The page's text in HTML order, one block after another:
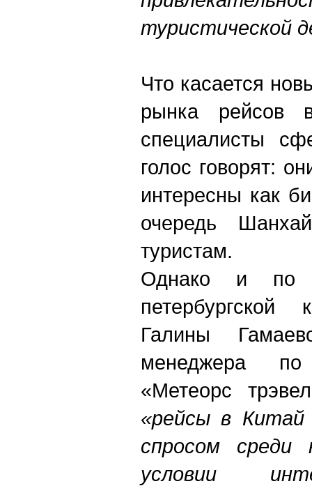
туристической
Что касается
рынка рейсов
специалисты
голос говорят:
интересны как
очередь
туристам.
Однако и по
петербургской
Галины
менеджера
«Метеорс
«рейсы в Китай
спросом среди
условии